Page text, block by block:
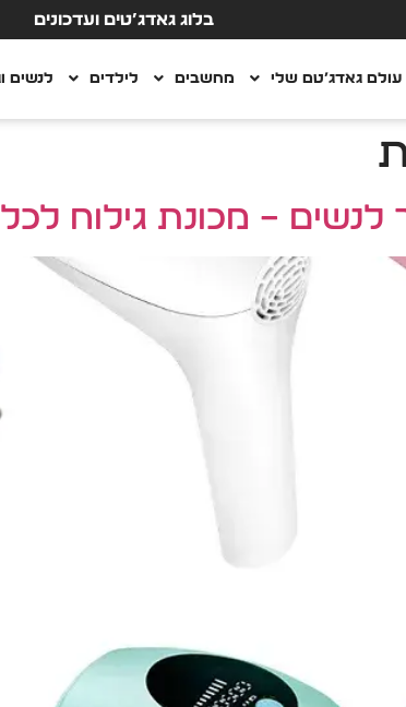
בלוג גאדג’טים ועדכונים
עולם גאדג’טם שלי מחשבים לילדים לנשים
– מכונת גילוח לכל